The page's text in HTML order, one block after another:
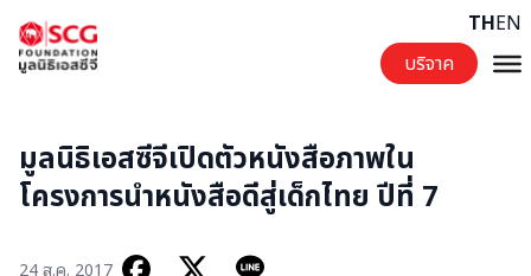
บริจาค
THEN
มูลนิธิเอสซีจีเปิดตัวหนังสือภาพใน
โครงการนำหนังสือดีสู่เด็กไทย ปีที่ 7
24 ส.ค. 2017